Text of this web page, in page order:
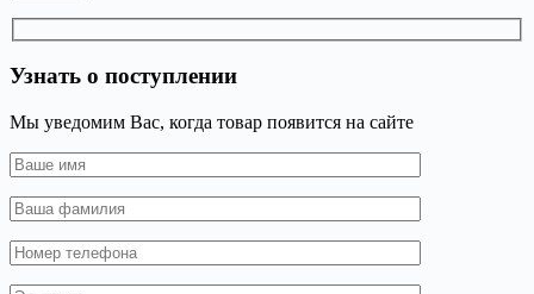
Узнать о поступлении
Мы уведомим Вас, когда товар появится на сайте